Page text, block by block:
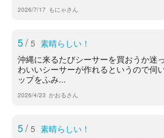
2026/7/17 もにゃさん
5/ 5 素晴らしい！
沖縄に来るたびシーサーを買おうか迷
わいいシーサーが作れるというので伺
ップをふみ...
2026/4/23 かおるさん
5/ 5 素晴らしい！